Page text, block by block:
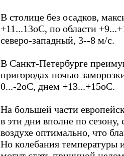
В столице без осадков,
+11...13оС, по области
северо-западный, 3--8 м/с.
В Санкт-Петербурге
пригородах ночью
0...-2оС, днем +13...+15оС.
На большей части
в эти дни вполне по сезону,
воздухе оптимально, что
Но колебания температуры